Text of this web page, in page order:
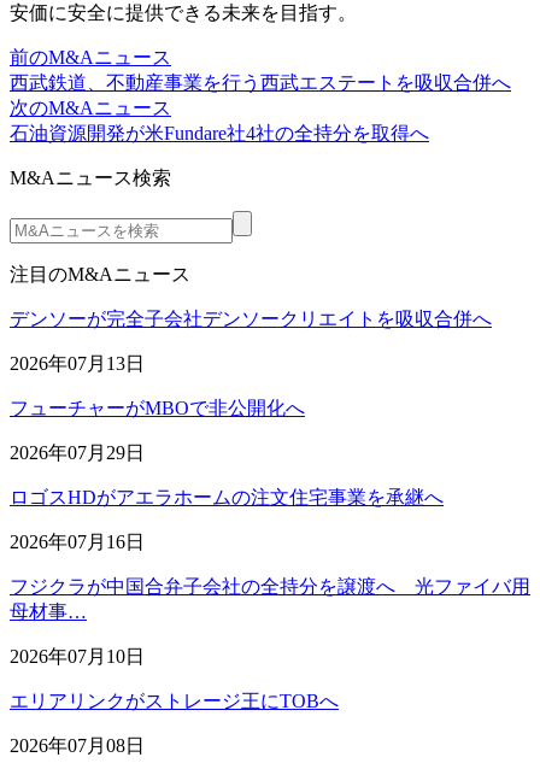
安価に安全に提供できる未来を目指す。
前のM&Aニュース
西武鉄道、不動産事業を行う西武エステートを吸収合併へ
次のM&Aニュース
石油資源開発が米Fundare社4社の全持分を取得へ
M&Aニュース検索
注目のM&Aニュース
デンソーが完全子会社デンソークリエイトを吸収合併へ
2026年07月13日
フューチャーがMBOで非公開化へ
2026年07月29日
ロゴスHDがアエラホームの注文住宅事業を承継へ
2026年07月16日
フジクラが中国合弁子会社の全持分を譲渡へ 光ファイバ用
母材事…
2026年07月10日
エリアリンクがストレージ王にTOBへ
2026年07月08日